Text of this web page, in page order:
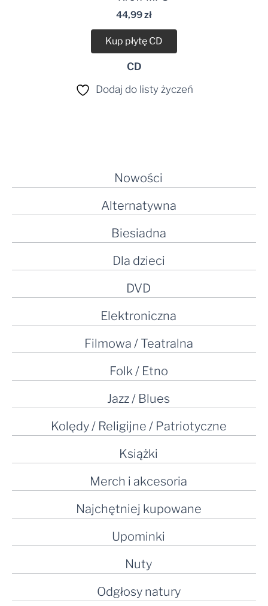
Nowości
Alternatywna
Biesiadna
Dla dzieci
DVD
Elektroniczna
Filmowa / Teatralna
Folk / Etno
Jazz / Blues
Kolędy / Religijne / Patriotyczne
Książki
Merch i akcesoria
Najchętniej kupowane
Upominki
Nuty
Odgłosy natury
dźwiękowych
44,99zł
Kup płytę CD
CD
Dodaj do listy życzeń